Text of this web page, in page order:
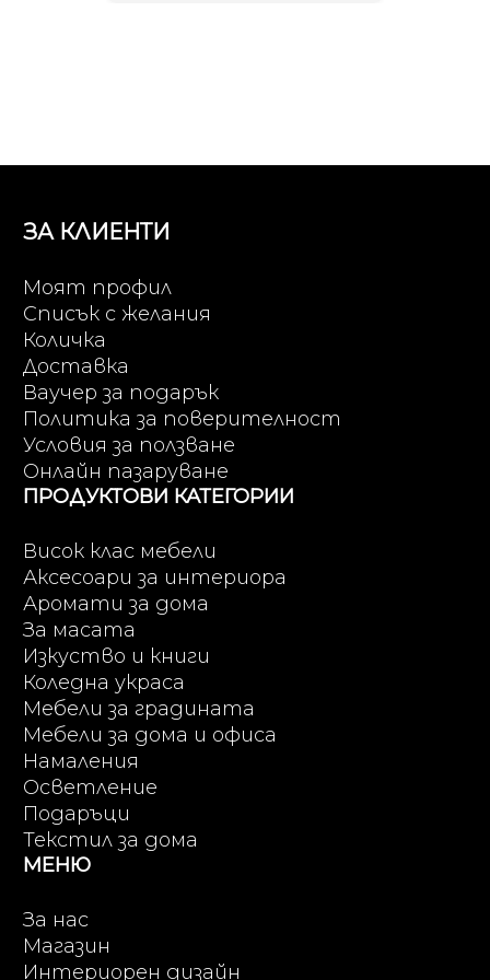
ЗА КЛИЕНТИ
Моят профил
Списък с желания
Количка
Доставка
Ваучер за подарък
Политика за поверителност
Условия за ползване
Онлайн пазаруване
ПРОДУКТОВИ КАТЕГОРИИ
Висок клас мебели
Аксесоари за интериора
Аромати за дома
За масата
Изкуство и книги
Коледна украса
Мебели за градината
Мебели за дома и офиса
Намаления
Осветление
Подаръци
Текстил за дома
МЕНЮ
За нас
Магазин
Интериорен дизайн